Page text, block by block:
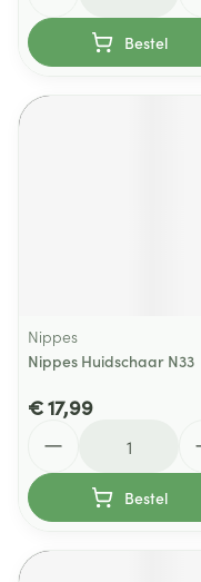
Bestel
Nippes
Nippes Huidschaar N33
€ 17,99
Bestel